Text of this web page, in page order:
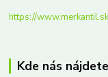
https://
Kde nás nájdete